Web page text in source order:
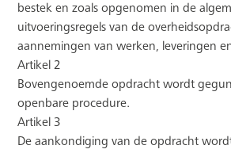
bestek en zoals opgenomen in de
uitvoeringsregels van de
aannemingen van werken, leveringen
Artikel 2
Bovengenoemde opdracht wordt
openbare procedure.
Artikel 3
De aankondiging van de opdracht